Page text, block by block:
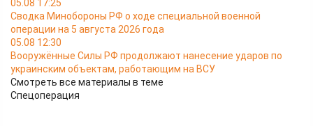
05.08 17:25
Сводка Минобороны РФ о ходе специальной военной
операции на 5 августа 2026 года
05.08 12:30
Вооружённые Силы РФ продолжают нанесение ударов по
украинским объектам, работающим на ВСУ
Смотреть все материалы в теме
Спецоперация